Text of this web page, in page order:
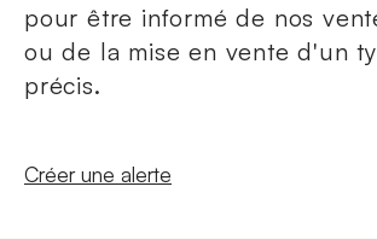
pour être informé de nos
ou de la mise en vente d'un
précis.
Nouvelle fenêtre
Créer une alerte